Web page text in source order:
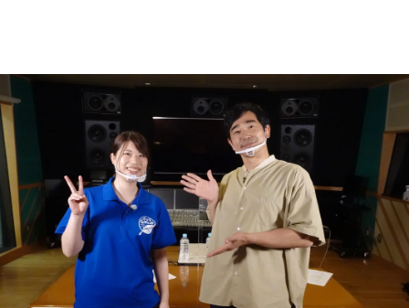
お知らせ
イベント・グッズ
YouTube
会社情報